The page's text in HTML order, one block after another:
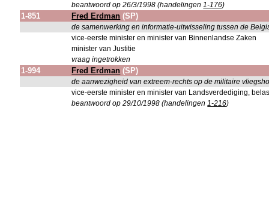
beantwoord op 26/3/1998 (handelingen1-176)
1-851 Fred Erdman (SP)
de samenwerking en informatie-uitwisseling tussen de
vice-eerste minister en minister van Binnenlandse Zaken
minister van Justitie
vraag ingetrokken
1-994 Fred Erdman (SP)
de aanwezigheid van extreem-rechts op de militaire
vice-eerste minister en minister van Landsverdediging,
beantwoord op 29/10/1998 (handelingen1-216)